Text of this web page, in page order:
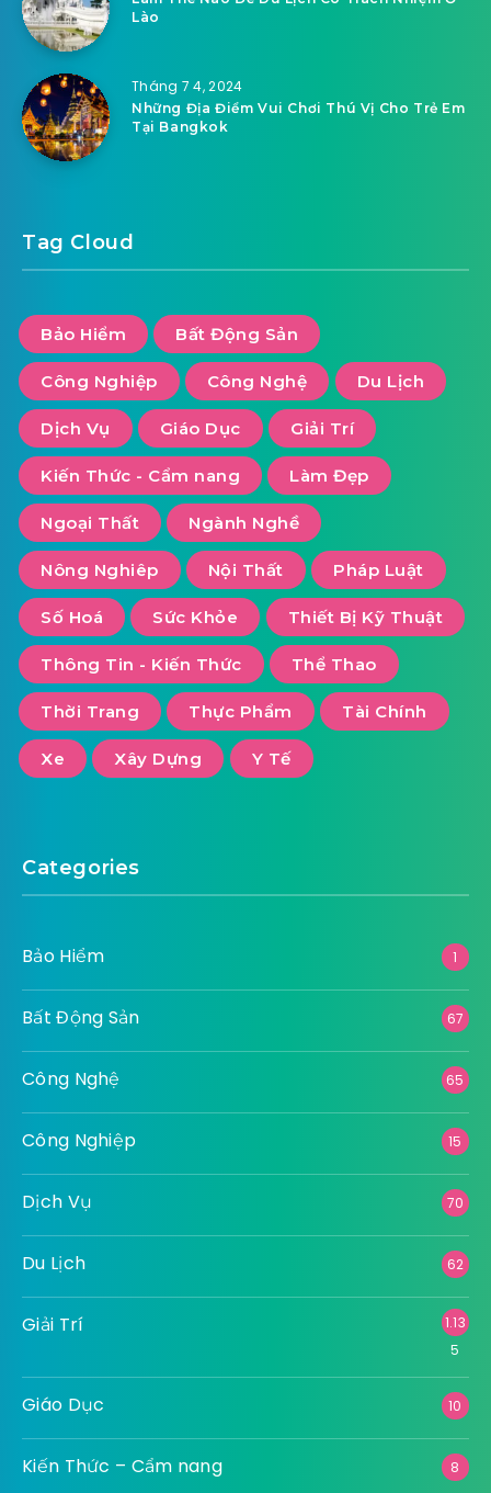
Lào
Tháng 7 4, 2024
Những Địa Điểm Vui Chơi Thú Vị Cho Trẻ Em
Tại Bangkok
Tag Cloud
Bảo Hiểm Bất Động Sản
Công Nghiệp Công Nghệ Du Lịch
Dịch Vụ Giáo Dục Giải Trí
Kiến Thức - Cẩm nang Làm Đẹp
Ngoại Thất Ngành Nghề
Nông Nghiêp Nội Thất Pháp Luật
Số Hoá Sức Khỏe Thiết Bị Kỹ Thuật
Thông Tin - Kiến Thức Thể Thao
Thời Trang Thực Phẩm Tài Chính
Xe Xây Dựng Y Tế
Categories
Bảo Hiểm 1
Bất Động Sản 67
Công Nghệ 65
Công Nghiệp 15
Dịch Vụ 70
Du Lịch 62
Giải Trí
1.13
5
Giáo Dục 10
Kiến Thức – Cẩm nang 8